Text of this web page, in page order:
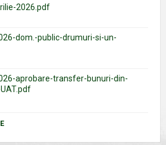
2026.pdf
dom.-public-drumuri-si-un-
aprobare-transfer-bunuri-din-